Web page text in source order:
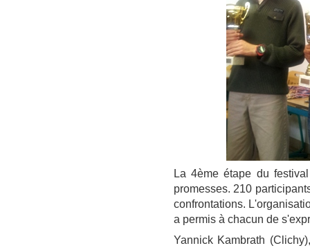
La 4ème étape du
promesses. 210
confrontations.
a permis à chacun de
Yannick Kambrath